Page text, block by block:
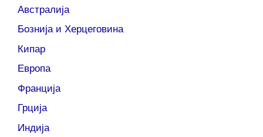
Австралија
Бознија и Херцеговина
Кипар
Европа
Франција
Грција
Индија